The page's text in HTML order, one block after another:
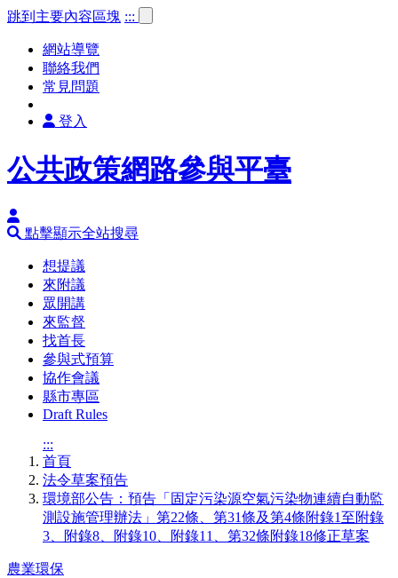
跳到主要內容區塊 :::
網站導覽
聯絡我們
常見問題
登入
公共政策網路參與平臺
點擊顯示全站搜尋
想提議
來附議
眾開講
來監督
找首長
參與式預算
協作會議
縣市專區
Draft Rules
:::
首頁
法令草案預告
環境部公告：預告「固定污染源空氣污染物連續自動監
測設施管理辦法」第22條、第31條及第4條附錄1至附錄
3、附錄8、附錄10、附錄11、第32條附錄18修正草案
農業環保